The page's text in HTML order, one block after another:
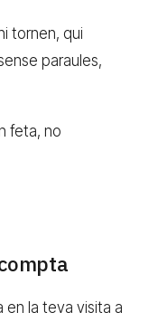
tornen, qui
paraules,
feta, no
en la teva visita a